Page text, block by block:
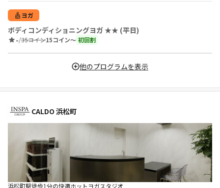
ヨガ
ボディコンディショニングヨガ ★★ (平日)
-/35コイン15コイン〜 初回割
他のプログラムを表示
CALDO 浜松町
浜松町駅徒歩1分の快適ホットヨガスタジオ